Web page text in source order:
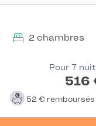
2 chambres
Pour 7
516
52 € remboursés